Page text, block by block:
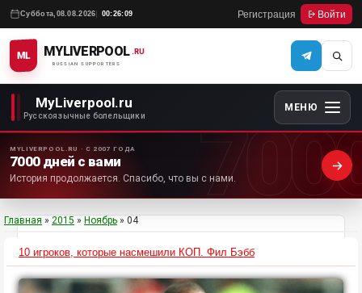
Суббота, 08.08.2026 00:26:09 Регистрация Войти
ML MYLIVERPOOL
RUSSIAN SUPPORTERS
.RU
MyLiverpool.ru
Русскоязычные болельщики
МЕНЮ
MYLIVERPOOL.RU · С 2007 ГОДА
7000 дней с вами
История продолжается. Спасибо, что вы с нами.
Главная » 2015 » Ноябрь » 04
10 игроков, которые насмешили КОП. Фил Бэбб